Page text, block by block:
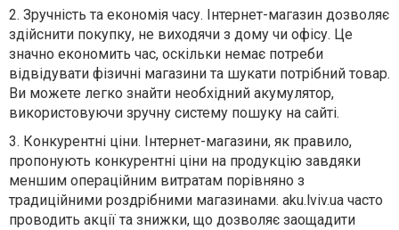
2. Зручність та економія часу. Інтернет-магазин дозволяє
здійснити покупку, не виходячи з дому чи офісу. Це
значно економить час, оскільки немає потреби
відвідувати фізичні магазини та шукати потрібний товар.
Ви можете легко знайти необхідний акумулятор,
використовуючи зручну систему пошуку на сайті.
3. Конкурентні ціни. Інтернет-магазини, як правило,
пропонують конкурентні ціни на продукцію завдяки
меншим операційним витратам порівняно з
традиційними роздрібними магазинами. aku.lviv.ua часто
проводить акції та знижки, що дозволяє заощадити